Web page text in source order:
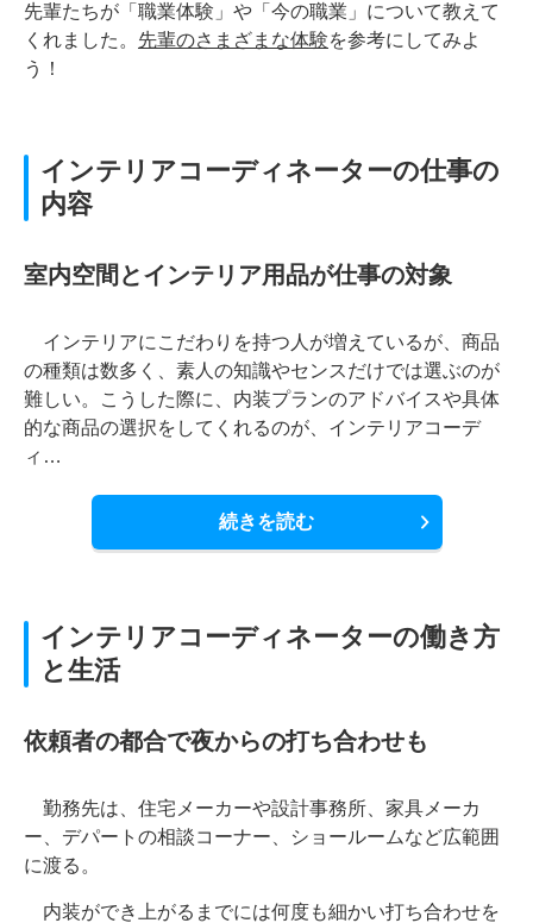
先輩たちが「職業体験」や「今の職業」について教えて
くれました。 先輩のさまざまな体験を参考にしてみよ
う！
インテリアコーディネーターの仕事の
内容
室内空間とインテリア用品が仕事の対象
インテリアにこだわりを持つ人が増えているが、商品
の種類は数多く、素人の知識やセンスだけでは選ぶのが
難しい。こうした際に、内装プランのアドバイスや具体
的な商品の選択をしてくれるのが、インテリアコーデ
ィ…
続きを読む
インテリアコーディネーターの働き方
と生活
依頼者の都合で夜からの打ち合わせも
勤務先は、住宅メーカーや設計事務所、家具メーカ
ー、デパートの相談コーナー、ショールームなど広範囲
に渡る。
内装ができ上がるまでには何度も細かい打ち合わせを